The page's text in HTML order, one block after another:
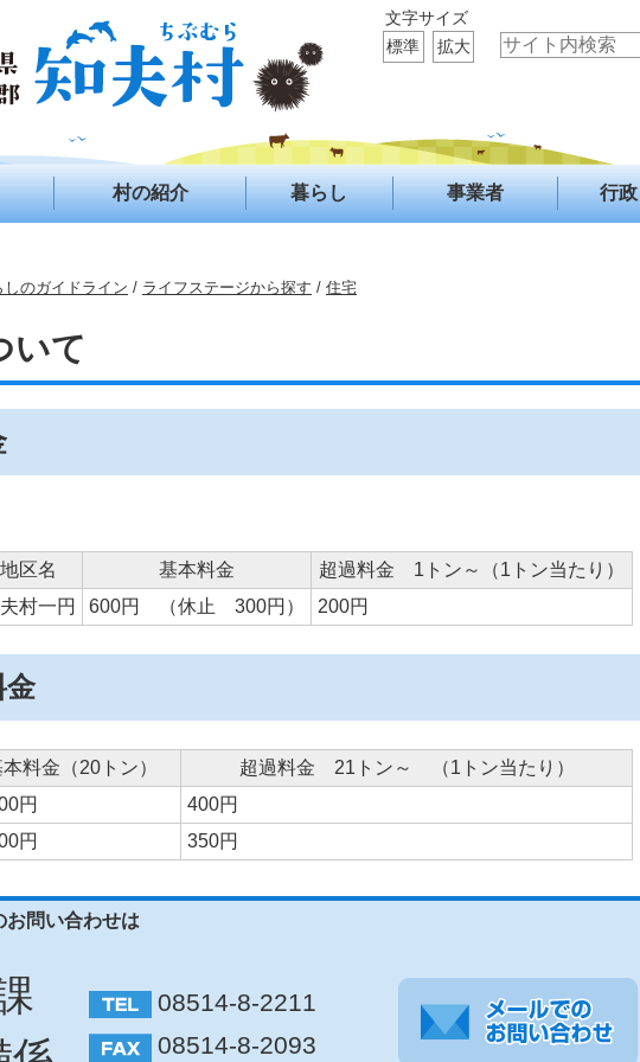
文字サイズ
標準
拡大
村の紹介 暮らし 事業者 行政
しのガイドライン / ライフステージから探す / 住宅
いて
地区名 基本料金
超過料金 1トン～（1トン当たり）
村一円 600円 （休止 300円） 200円
金
料金（20トン）
超過料金 21トン～ （1トン当たり）
円
400円
円 350円
お問い合わせは
08514-8-2211
08514-8-2093